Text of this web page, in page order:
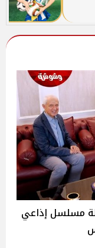
مسلسل إذاعي